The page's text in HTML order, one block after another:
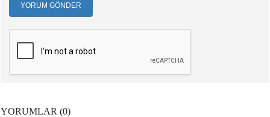
YORUM GÖNDER
YORUMLAR (0)